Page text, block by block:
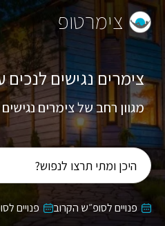
צימרטופ
היכן ומתי תרצו לנפוש?
צימרים נגישים לנכים
מגוון רחב של צימרים
פנויים לסופ״ש הקרוב פנויים